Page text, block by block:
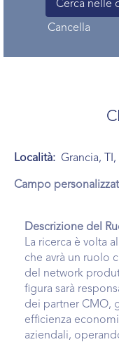
Cancella
Località: Grancia, TI,
Campo
Descrizione del
La ricerca è volta
che avrà un ruolo
del network
figura sarà
dei partner CMO,
efficienza
aziendali,